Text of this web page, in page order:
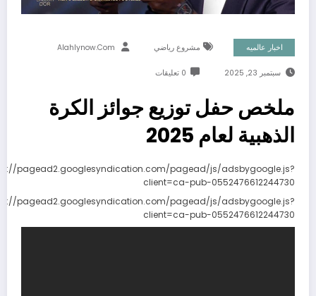
اخبار عالميه مشروع رياضي Alahlynow.com
سبتمبر 23, 2025 0 تعليقات
ملخص حفل توزيع جوائز الكرة
الذهبية لعام 2025
pagead2.googlesyndication.com/pagead/js/adsbygoogle.js?
client=ca-pub-0552476612244730
pagead2.googlesyndication.com/pagead/js/adsbygoogle.js?
client=ca-pub-0552476612244730